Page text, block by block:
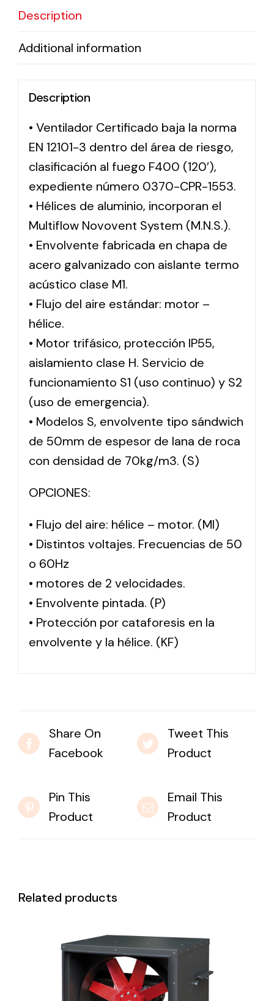
Description
Additional information
Description
• Ventilador Certificado baja la norma
EN 12101-3 dentro del área de riesgo,
clasificación al fuego F400 (120′),
expediente número 0370-CPR-1553.
• Hélices de aluminio, incorporan el
Multiflow Novovent System (M.N.S.).
• Envolvente fabricada en chapa de
acero galvanizado con aislante termo
acústico clase M1.
• Flujo del aire estándar: motor –
hélice.
• Motor trifásico, protección IP55,
aislamiento clase H. Servicio de
funcionamiento S1 (uso continuo) y S2
(uso de emergencia).
• Modelos S, envolvente tipo sándwich
de 50mm de espesor de lana de roca
con densidad de 70kg/m3. (S)
OPCIONES:
• Flujo del aire: hélice – motor. (MI)
• Distintos voltajes. Frecuencias de 50
o 60Hz
• motores de 2 velocidades.
• Envolvente pintada. (P)
• Protección por cataforesis en la
envolvente y la hélice. (KF)
Share On
Facebook
Tweet This
Product
Pin This
Product
Email This
Product
Related products